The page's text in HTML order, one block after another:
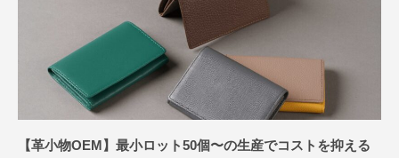
【革小物OEM】最小ロット50個〜の生産でコストを抑える